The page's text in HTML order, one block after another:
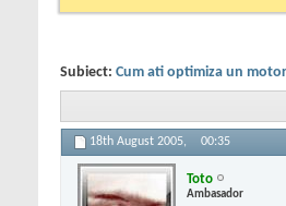
Subiect: Cum ati optimiza un
18th August 2005, 00:35
Toto
Ambasador